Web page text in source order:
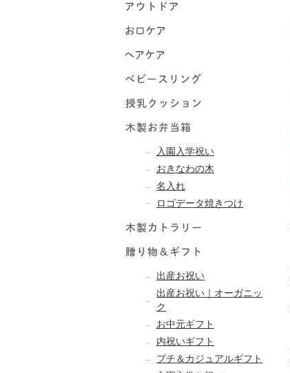
入園入学祝い
おきなわの木
名入れ
ロゴデータ焼きつけ
出産お祝い
出産お祝い｜オーガニッ
ク
お中元ギフト
内祝いギフト
プチ＆カジュアルギフト